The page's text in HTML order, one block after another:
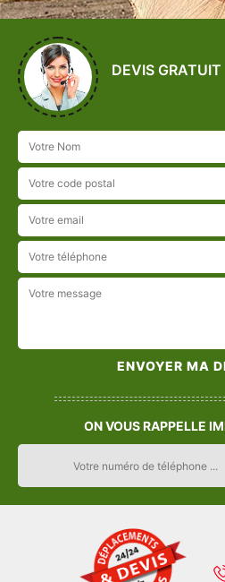
DEVIS GRATUIT
ON VOUS RAPPELLE